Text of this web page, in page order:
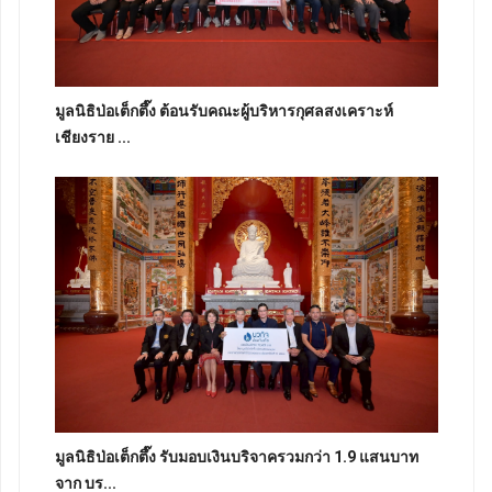
มูลนิธิป่อเต็กตึ๊ง ต้อนรับคณะผู้บริหารกุศลสงเคราะห์
เชียงราย ...
มูลนิธิป่อเต็กตึ๊ง รับมอบเงินบริจาครวมกว่า 1.9 แสนบาท
จาก บร...